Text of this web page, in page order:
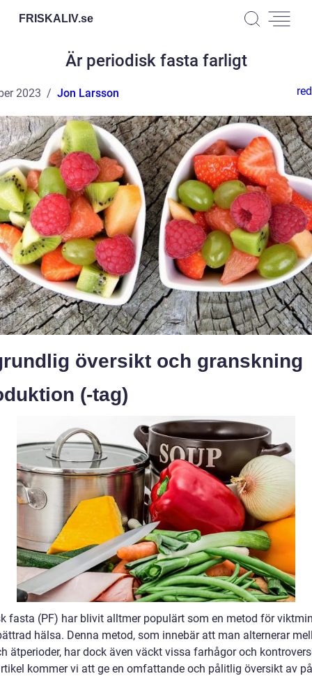
FRISKALIV.se
Är periodisk fasta farligt
2023 Jon Larsson
översikt och granskning
(-tag)
fasta (PF) har blivit alltmer populärt som en metod för
hälsa. Denna metod, som innebär att man alternerar
ätperioder, har dock även väckt vissa farhågor och
kommer vi att ge en omfattande och pålitlig översikt av